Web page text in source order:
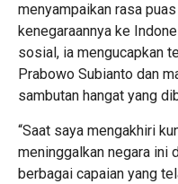
menyampaikan rasa
kenegaraannya ke
sosial, ia mengucapkan
Prabowo Subianto dan
sambutan hangat yang
“Saat saya mengakhiri
meninggalkan negara ini
berbagai capaian yang